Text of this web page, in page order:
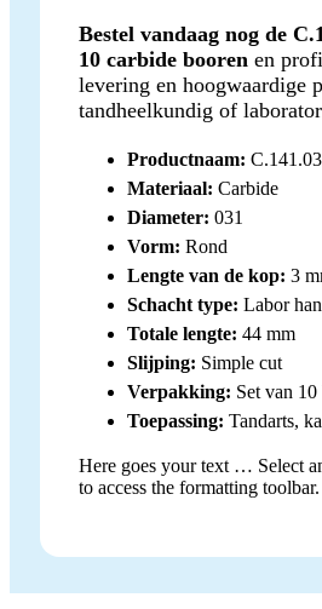
Bestel vandaag nog de
10 carbide booren en
levering en hoogwaardige
tandheelkundig of
Productnaam:
Materiaal: Carbide
Diameter: 031
Vorm: Rond
Lengte van de kop: 3
Schacht type: Labor
Totale lengte: 44 mm
Slijping: Simple cut
Verpakking: Set van 10
Toepassing: Tandarts,
Here goes your text … Select
to access the formatting toolbar.